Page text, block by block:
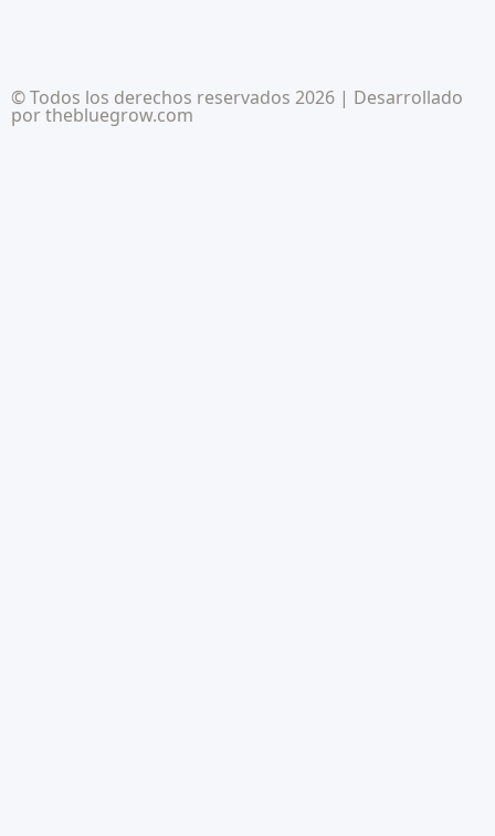
© Todos los derechos reservados 2026 | Desarrollado
porthebluegrow.com